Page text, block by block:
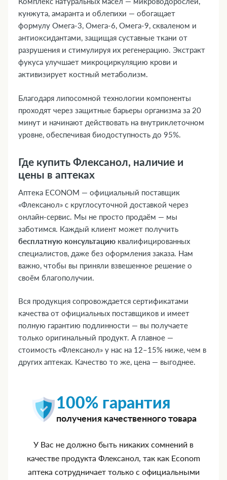
кунжута, амаранта и облепихи — обогащает
формулу Омега-3, Омега-6, Омега-9, скваленом и
антиоксидантами, защищая суставные ткани от
разрушения и стимулируя их регенерацию. Экстракт
фукуса улучшает микроциркуляцию крови и
активизирует костный метаболизм.
Благодаря липосомной технологии компоненты
проходят через защитные барьеры организма за 20
минут и начинают действовать на внутриклеточном
уровне, обеспечивая биодоступность до 95%.
Где купить Флексанол, наличие и
цены в аптеках
Аптека ECONOM — официальный поставщик
«Флексанол» с круглосуточной доставкой через
онлайн-сервис. Мы не просто продаём — мы
заботимся. Каждый клиент может получить
бесплатную консультацию квалифицированных
специалистов, даже без оформления заказа. Нам
важно, чтобы вы приняли взвешенное решение о
своём благополучии.
Вся продукция сопровождается сертификатами
качества от официальных поставщиков и имеет
полную гарантию подлинности — вы получаете
только оригинальный продукт. А главное —
стоимость «Флексанол» у нас на 12–15% ниже, чем в
других аптеках. Качество то же, цена — выгоднее.
100% гарантия
получения качественного товара
У Вас не должно быть никаких сомнений в
качестве продукта Флексанол, так как Econom
аптека сотрудничает только с официальными